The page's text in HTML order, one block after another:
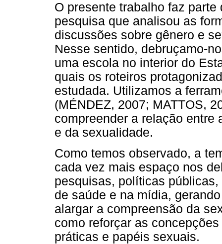
O presente trabalho faz
pesquisa que analisou as
discussões sobre gênero e
Nesse sentido, debruçamo-
uma escola no interior do
quais os roteiros
estudada. Utilizamos a
(MÉNDEZ, 2007; MATTOS,
compreender a relação entre
e da sexualidade.
Como temos observado, a
cada vez mais espaço nos
pesquisas, políticas
de saúde e na mídia,
alargar a compreensão da
como reforçar as
práticas e papéis sexuais.